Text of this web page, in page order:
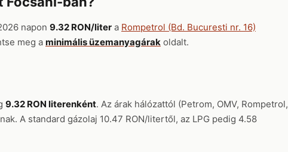
napon 9.32 RON/liter a Rompetrol (Bd. Bucuresti nr. 16)
meg a minimális üzemanyagárak oldalt.
9.32 RON literenként. Az árak hálózattól (Petrom, OMV, Rompetrol,
A standard gázolaj 10.47 RON/litertől, az LPG pedig 4.58